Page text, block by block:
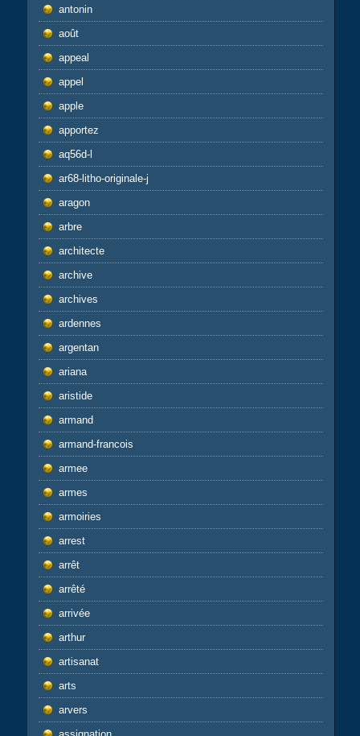
antonin
août
appeal
appel
apple
apportez
aq56d-l
ar68-litho-originale-j
aragon
arbre
architecte
archive
archives
ardennes
argentan
ariana
aristide
armand
armand-francois
armee
armes
armoiries
arrest
arrêt
arrêté
arrivée
arthur
artisanat
arts
arvers
assignation